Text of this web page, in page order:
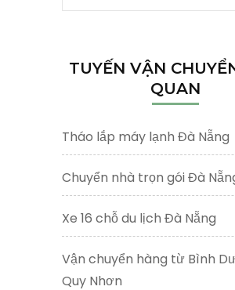
kiếm
TUYẾN VẬN
QUAN
Tháo lắp máy lạnh Đà Nẵng
Chuyển nhà trọn gói Đà
Xe 16 chỗ du lịch Đà Nẵng
Vận chuyển hàng từ Bình
Quy Nhơn